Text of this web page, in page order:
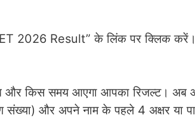
2026 Result” के लिंक पर क्लिक करें।
और किस समय आएगा आपका रिजल्ट। अब
और अपने नाम के पहले 4 अक्षर या